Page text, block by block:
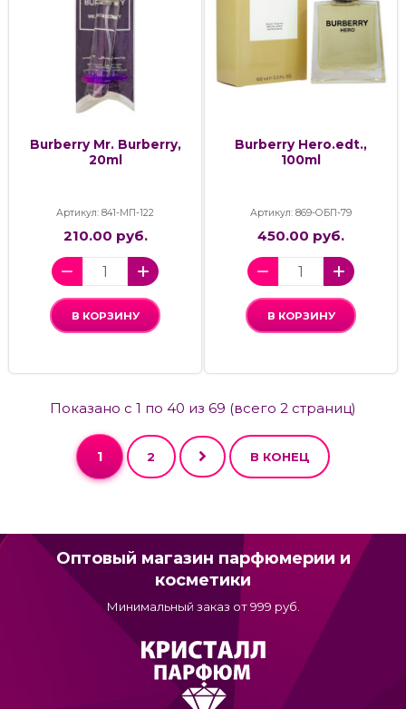
Burberry Mr. Burberry,
20ml
Артикул: 841-МП-122
210.00 руб.
В КОРЗИНУ
Burberry Hero.edt.,
100ml
Артикул: 869-ОБП-79
450.00 руб.
В КОРЗИНУ
Показано с 1 по 40 из 69 (всего 2 страниц)
1 2 В КОНЕЦ
Оптовый магазин парфюмерии и
косметики
Минимальный заказ от 999 руб.